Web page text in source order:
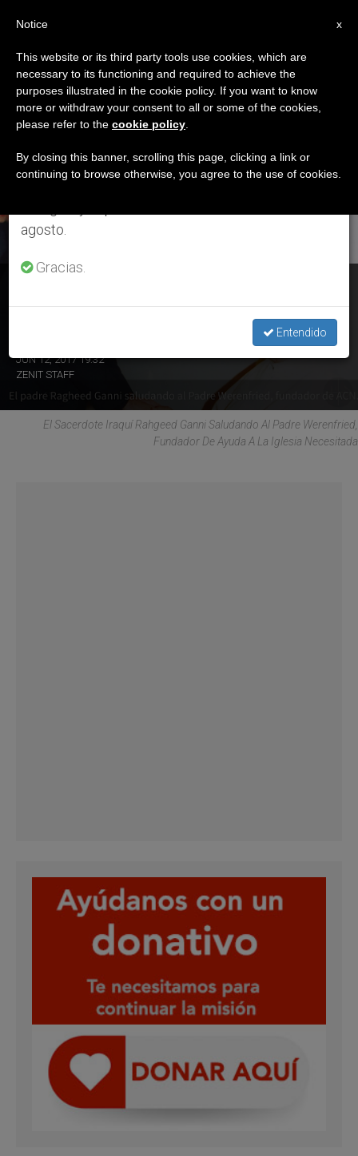
ETIQUETA
Posts Tagged
‘sacerdote Iraquí’
ÚLTIMAS NOTICIAS
del Estado Islámico
JUN 12, 2017 19:32
ZENIT STAFF
El Sacerdote Iraquí Rahgeed Ganni Saludando Al Padre Werenfried,
Fundador De Ayuda A La Iglesia Necesitada
×
Aviso importante
Del 27 de julio al 7 de agosto haremos la pausa
anual, aprovechando que en el periodo de verano
se generan menos informaciones y también el
agosto.
Gracias.
Entendido
x
Notice
This website or its third party tools use cookies, which are
necessary to its functioning and required to achieve the
purposes illustrated in the cookie policy. If you want to know
more or withdraw your consent to all or some of the cookies,
please refer to the cookie policy
By closing this banner, scrolling this page, clicking a link or
continuing to browse otherwise, you agree to the use of cookies.